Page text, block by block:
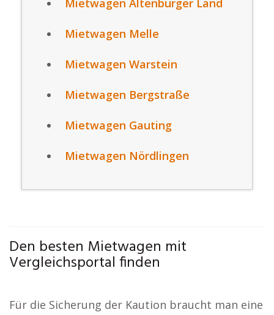
Mietwagen Altenburger Land
Mietwagen Melle
Mietwagen Warstein
Mietwagen Bergstraße
Mietwagen Gauting
Mietwagen Nördlingen
Den besten Mietwagen mit
Vergleichsportal finden
Für die Sicherung der Kaution braucht man eine